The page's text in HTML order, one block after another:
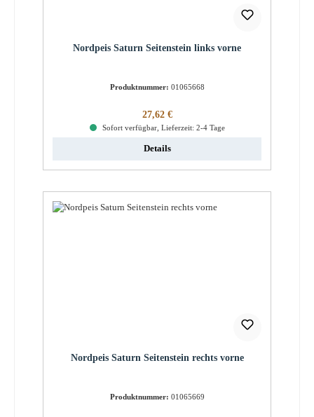
Nordpeis Saturn Seitenstein links vorne
Produktnummer: 01065668
Regulärer Preis:
27,62 €
Sofort verfügbar, Lieferzeit: 2-4 Tage
Details
Nordpeis Saturn Seitenstein rechts vorne
Produktnummer: 01065669